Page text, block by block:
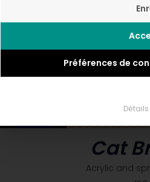
Cat
Acrylic and
Préférences de